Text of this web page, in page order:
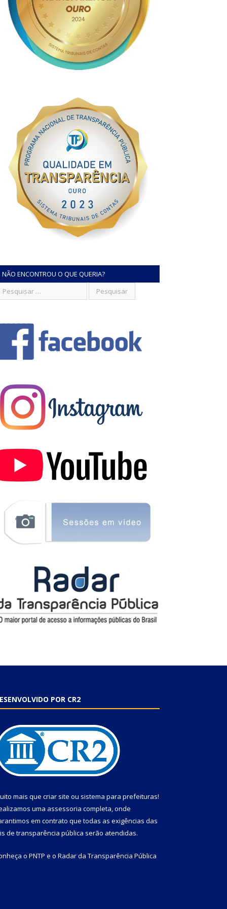
NÃO ENCONTROU O QUE QUERIA?
POR CR2
mais que criar site ou sistema para prefeituras!
uma assessoria completa, onde
em contrato que todas as exigências das
de transparência pública serão atendidas.
o PNTP e o Radar da Transparência Pública